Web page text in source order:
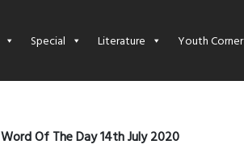
Special Literature Youth Corner
Word Of The Day 14th July 2020